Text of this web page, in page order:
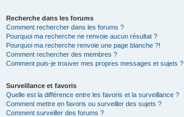
Recherche dans les forums
Comment rechercher dans les forums ?
Pourquoi ma recherche ne renvoie aucun résultat ?
Pourquoi ma recherche renvoie une page blanche ?!
Comment rechercher des membres ?
Comment puis-je trouver mes propres messages et sujets ?
Surveillance et favoris
Quelle est la différence entre les favoris et la surveillance ?
Comment mettre en favoris ou surveiller des sujets ?
Comment surveiller des forums ?